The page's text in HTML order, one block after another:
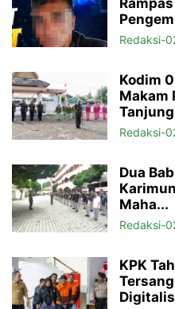
Redaksi-
Kodim
Makam
Redaksi-
Dua
Maha...
Redaksi-
KPK